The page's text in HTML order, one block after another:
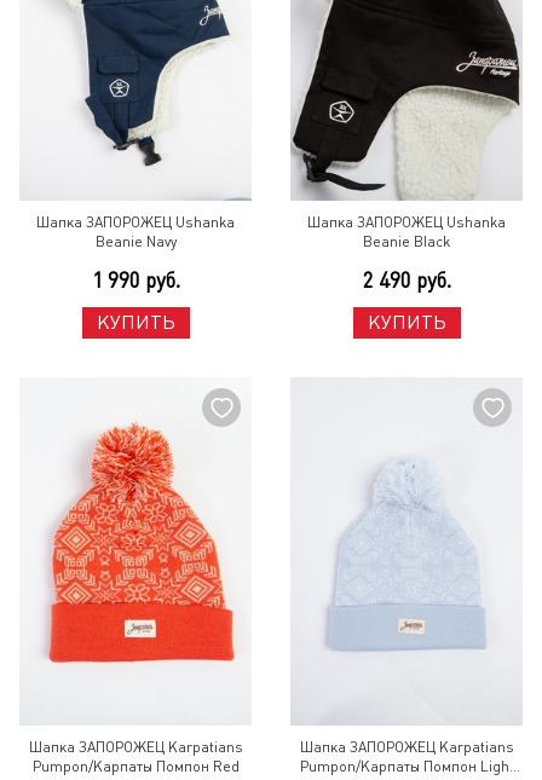
Шапка ЗАПОРОЖЕЦ Ushanka
Beanie Navy
1 990 руб.
КУПИТЬ
Шапка ЗАПОРОЖЕЦ Ushanka
Beanie Black
2 490 руб.
КУПИТЬ
Шапка ЗАПОРОЖЕЦ Karpatians
Pumpon/Карпаты Помпон Red
Шапка ЗАПОРОЖЕЦ Karpatians
Pumpon/Карпаты Помпон Light